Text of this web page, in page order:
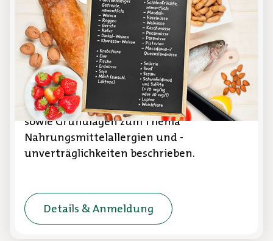
Online-Schulung
In dieser Online-Schulung werden
Kenntnisse über die
Allergenkennzeichnung in der
Gemeinschaftsverpflegung vermittelt
sowie Grundlagen zum Thema
Nahrungsmittelallergien und -
unverträglichkeiten beschrieben.
Details & Anmeldung